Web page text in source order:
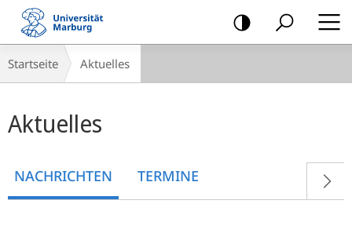
Mobile-
Navigation
Breadcrumb-
Navigation
Startseite Aktuelles
Aktuelles
NACHRICHTEN TERMINE